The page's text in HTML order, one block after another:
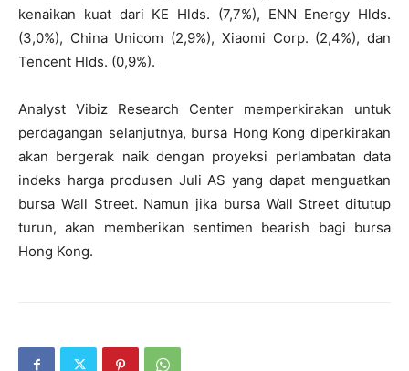
kenaikan kuat dari KE Hlds. (7,7%), ENN Energy Hlds.
(3,0%), China Unicom (2,9%), Xiaomi Corp. (2,4%), dan
Tencent Hlds. (0,9%).
Analyst Vibiz Research Center memperkirakan untuk
perdagangan selanjutnya, bursa Hong Kong diperkirakan
akan bergerak naik dengan proyeksi perlambatan data
indeks harga produsen Juli AS yang dapat menguatkan
bursa Wall Street. Namun jika bursa Wall Street ditutup
turun, akan memberikan sentimen bearish bagi bursa
Hong Kong.